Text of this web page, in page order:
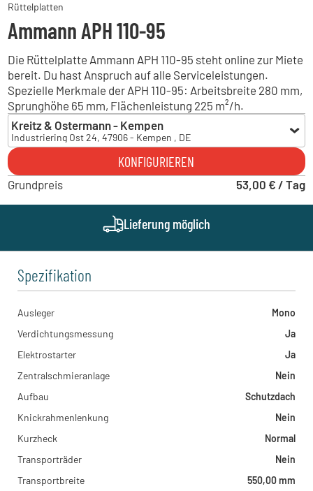
Rüttelplatten
Ammann APH 110-95
Die Rüttelplatte Ammann APH 110-95 steht online zur Miete
bereit. Du hast Anspruch auf alle Serviceleistungen.
Spezielle Merkmale der APH 110-95: Arbeitsbreite 280 mm,
Sprunghöhe 65 mm, Flächenleistung 225 m²/h.
Kreitz & Ostermann - Kempen
Industriering Ost 24, 47906 - Kempen , DE
Kreitz & Ostermann - Kempen
Industriering Ost 24, 47906 - Kempen , DE
Hans-Warner Langenfeld
Kreitz & Ostermann - Iserlohn
Hombrucher Weg 4, 58638 - Iserlohn , DE
Heinrich-Welken-Straße 11, 59069 - Hamm , DE
KONFIGURIEREN
Grundpreis 53,00 € / Tag
Lieferung möglich
Spezifikation
Ausleger
Mono
Verdichtungsmessung
Ja
Elektrostarter
Ja
Zentralschmieranlage
Nein
Aufbau
Schutzdach
Knickrahmenlenkung
Nein
Kurzheck
Normal
Transporträder
Nein
Transportbreite
550,00 mm